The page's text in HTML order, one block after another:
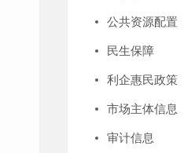
公共资源配置
民生保障
利企惠民政策
市场主体信息
审计信息